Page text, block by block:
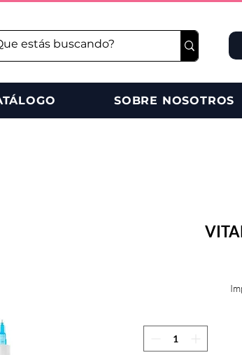
SOBRE NOSOTROS